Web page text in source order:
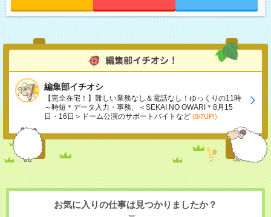
編集部イチオシ
【完全在宅！】難しい業務なし＆電話なし！ゆっくりの11時
～時短＊データ入力・事務、＜SEKAI NO OWARI＊8月15
日・16日＞ドーム公演のサポートバイトなど (8/7UP!)
お気に入りの仕事は見つかりましたか？